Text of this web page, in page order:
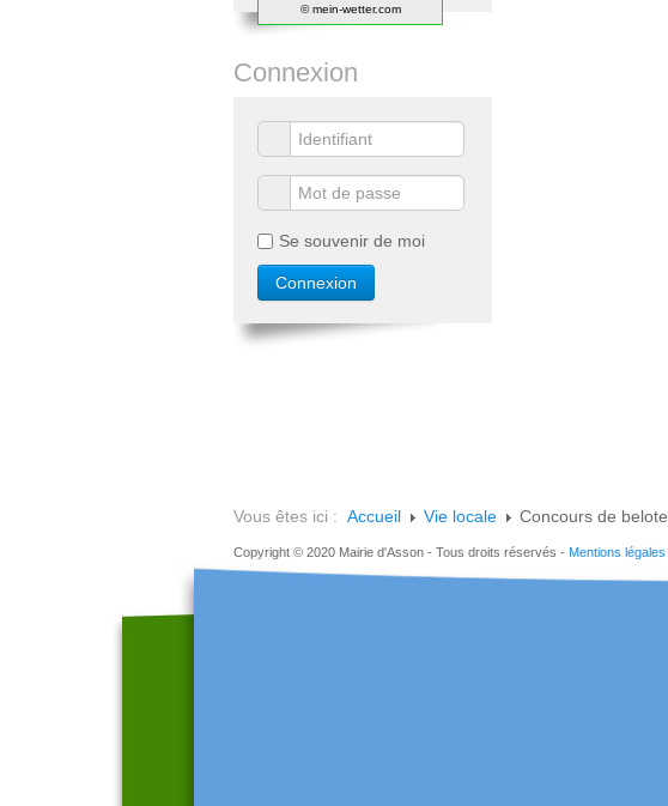
© mein-wetter.com
Connexion
Se souvenir de moi
Vous êtes ici : Accueil Vie locale Concours de belote
Copyright © 2020 Mairie d'Asson - Tous droits réservés - Mentions légales